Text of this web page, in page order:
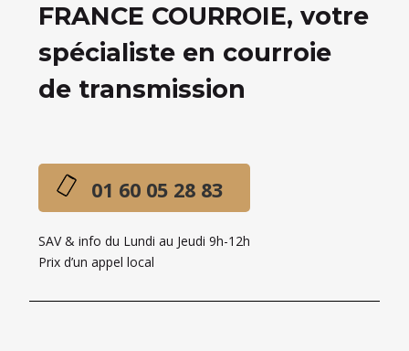
FRANCE COURROIE, votre
spécialiste en courroie
de transmission
01 60 05 28 83
SAV & info du Lundi au Jeudi 9h-12h
Prix d’un appel local